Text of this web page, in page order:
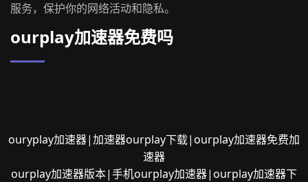
服务，保护你的网络活动和隐私。
ourplay加速器免费吗
ouryplay加速器|加速器ourplay下载|ourplay加速器免费加
速器
ourplay加速器版本|手机ourplay加速器|ourplay加速器下